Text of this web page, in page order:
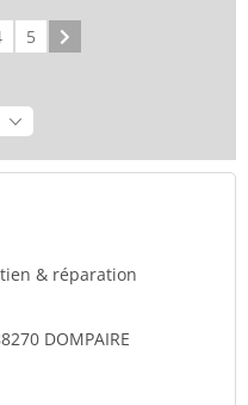
5
& réparation
DOMPAIRE